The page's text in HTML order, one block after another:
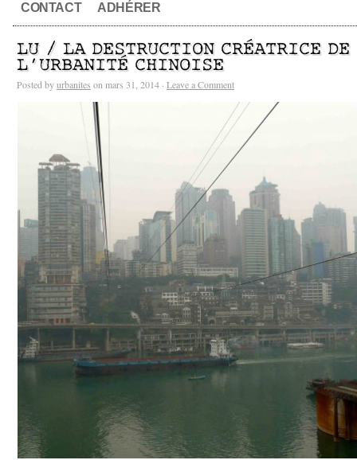
CONTACT ADHÉRER
LU / LA DESTRUCTION CRÉATRICE DE
L’URBANITÉ CHINOISE
Posted byurbanites on mars 31, 2014 · Leave a Comment